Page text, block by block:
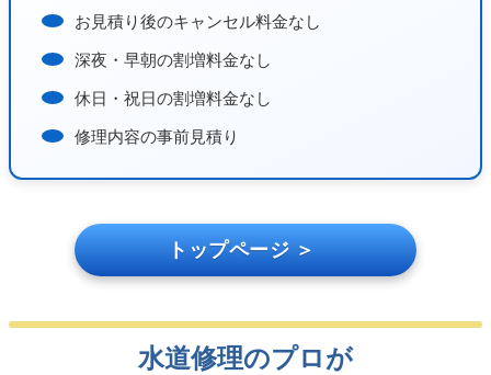
お見積り後のキャンセル料金なし
深夜・早朝の割増料金なし
休日・祝日の割増料金なし
修理内容の事前見積り
トップページ ＞
水道修理のプロが